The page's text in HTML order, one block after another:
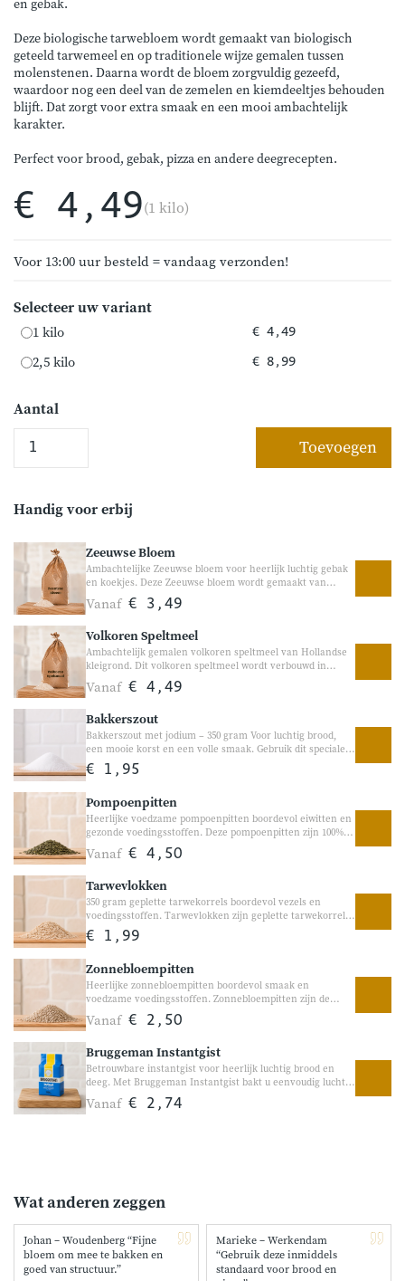
en gebak.
Deze biologische tarwebloem wordt gemaakt van biologisch
geteeld tarwemeel en op traditionele wijze gemalen tussen
molenstenen. Daarna wordt de bloem zorgvuldig gezeefd,
waardoor nog een deel van de zemelen en kiemdeeltjes behouden
blijft. Dat zorgt voor extra smaak en een mooi ambachtelijk
karakter.
Perfect voor brood, gebak, pizza en andere deegrecepten.
€ 4,49(1 kilo)
Voor 13:00 uur besteld = vandaag verzonden!
Selecteer uw variant
1 kilo € 4,49
2,5 kilo € 8,99
Aantal
Toevoegen
Handig voor erbij
Zeeuwse Bloem
Ambachtelijke Zeeuwse bloem voor heerlijk luchtig gebak
en koekjes. Deze Zeeuwse bloem wordt gemaakt van
zachte tarwe en op traditionele wijze gemalen door de
molenaar. Door de fijne structuur en het lagere
taart, cake, pannenkoeken en andere luchtige
bakrecepten.
Vanaf € 3,49
Volkoren Speltmeel
Ambachtelijk gemalen volkoren speltmeel van Hollandse
kleigrond. Dit volkoren speltmeel wordt verbouwd in
Nederland en op traditionele wijze gemalen tussen
molenstenen. Spelt is een eeuwenoud oergraan met een
die graag puur en ambachtelijk bakken. Perfect voor
brood, pannenkoeken, koekjes en andere bakrecepten.
Vanaf € 4,49
Bakkerszout
Bakkerszout met jodium – 350 gram Voor luchtig brood,
een mooie korst en een volle smaak. Gebruik dit speciale
bakkerszout voor het bakken van brood, pizza, koekjes en
andere bakrecepten. Veel thuisbakkers én ambachtelijke
in deeg en het toegevoegde jodium.
€ 1,95
Pompoenpitten
Heerlijke voedzame pompoenpitten boordevol eiwitten en
gezonde voedingsstoffen. Deze pompoenpitten zijn 100%
natuurlijk en heerlijk als toevoeging aan yoghurt, salades,
brood of bakrecepten. Dankzij hun volle, nootachtige
zowel ontbijt als koken en bakken.
Vanaf € 4,50
Tarwevlokken
350 gram geplette tarwekorrels boordevol vezels en
voedingsstoffen. Tarwevlokken zijn geplette tarwekorrels
met een volle, pure smaak en een stevige bite. Ze zijn
ideaal voor ontbijt, yoghurt, brood en bakrecepten en
voedingspatroon. Perfect voor havermout, muesli,
zelfgebakken brood en andere ambachtelijke recepten.
€ 1,99
Zonnebloempitten
Heerlijke zonnebloempitten boordevol smaak en
voedzame voedingsstoffen. Zonnebloempitten zijn de
zaden van de zonnebloem en hebben een volle, licht
nootachtige smaak. Ze zijn heerlijk in yoghurt, salades,
tussendoortje.
Vanaf € 2,50
Bruggeman Instantgist
Betrouwbare instantgist voor heerlijk luchtig brood en
deeg. Met Bruggeman Instantgist bakt u eenvoudig luchtig
brood, pizza’s en andere deegrecepten. Deze fijne
korrelgist zorgt voor een goede rijzing en helpt bij het
Vanaf € 2,74
Wat anderen zeggen
Johan – Woudenberg “Fijne
bloem om mee te bakken en
goed van structuur.”
Marieke – Werkendam
“Gebruik deze inmiddels
standaard voor brood en